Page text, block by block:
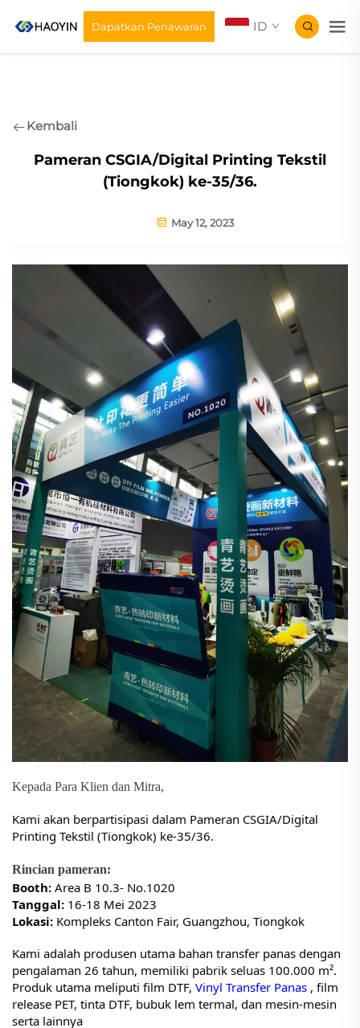
Dapatkan Penawaran ID
Kembali
Pameran CSGIA/Digital Printing Tekstil
(Tiongkok) ke-35/36.
May 12, 2023
Kepada Para Klien dan Mitra,
Kami akan berpartisipasi dalam Pameran CSGIA/Digital
Printing Tekstil (Tiongkok) ke-35/36.
Rincian pameran:
Booth: Area B 10.3- No.1020
Tanggal: 16-18 Mei 2023
Lokasi: Kompleks Canton Fair, Guangzhou, Tiongkok
Kami adalah produsen utama bahan transfer panas dengan
pengalaman 26 tahun, memiliki pabrik seluas 100.000 m².
Produk utama meliputi film DTF, Vinyl Transfer Panas , film
release PET, tinta DTF, bubuk lem termal, dan mesin-mesin
serta lainnya